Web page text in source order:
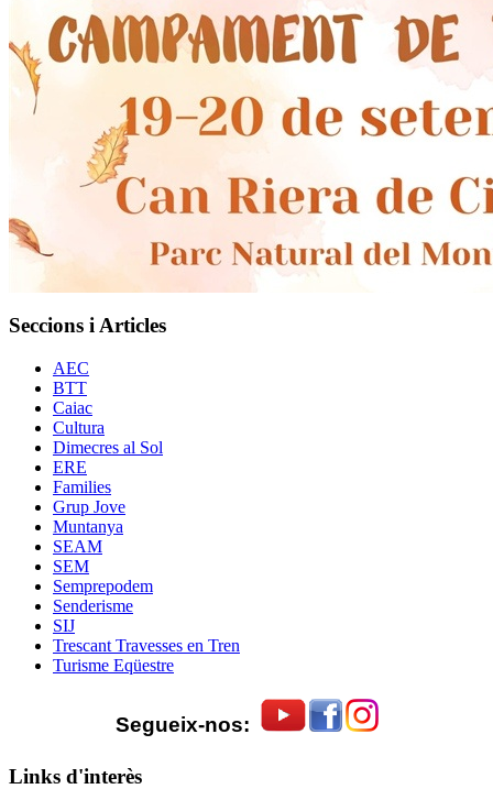
Seccions i Articles
AEC
BTT
Caiac
Cultura
Dimecres al Sol
ERE
Families
Grup Jove
Muntanya
SEAM
SEM
Semprepodem
Senderisme
SIJ
Trescant Travesses en Tren
Turisme Eqüestre
Segueix-nos:
Links d'interès